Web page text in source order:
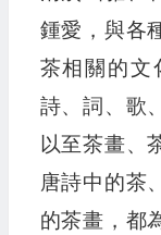
鍾愛，與各
茶相關的文
詩、詞、歌
以至茶畫、
唐詩中的茶
的茶畫，都